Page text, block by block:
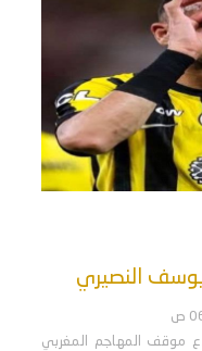
يوسف النصيري
موقف المهاجم المغربي